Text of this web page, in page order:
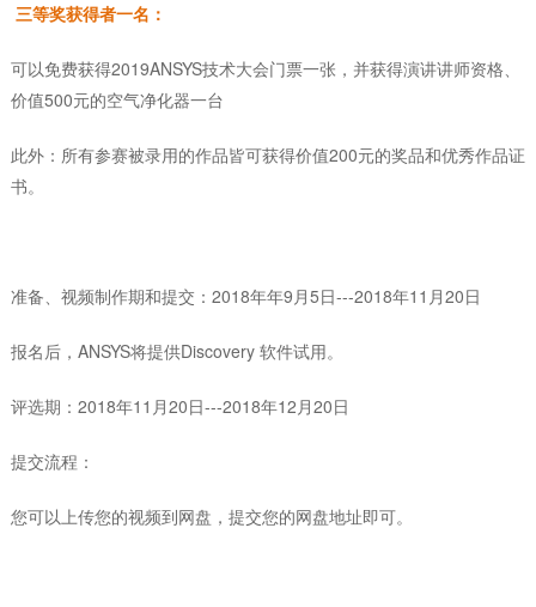
三等奖获得者一名：
可以免费获得2019ANSYS技术大会门票一张，并获得演讲讲师资格、
价值500元的空气净化器一台
此外：所有参赛被录用的作品皆可获得价值200元的奖品和优秀作品证
书。
准备、视频制作期和提交：2018年年9月5日---2018年11月20日
报名后，ANSYS将提供Discovery 软件试用。
评选期：2018年11月20日---2018年12月20日
提交流程：
您可以上传您的视频到网盘，提交您的网盘地址即可。